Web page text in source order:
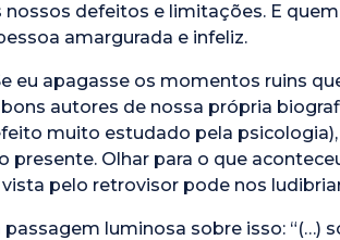
defeitos e limitações. E
amargurada e infeliz.
eu apagasse os momentos ruins
autores de nossa própria
muito estudado pela
presente. Olhar para o que
pelo retrovisor pode nos
luminosa sobre isso: “(…)